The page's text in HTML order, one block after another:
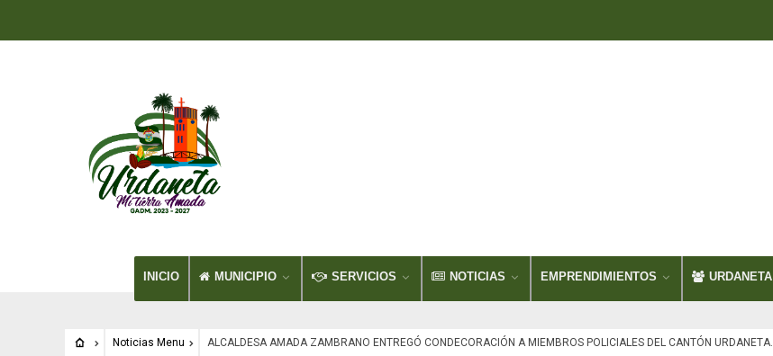
INICIO MUNICIPIO SERVICIOS NOTICIAS EMPRENDIMIENTOS URDANETA
Noticias Menu ALCALDESA AMADA ZAMBRANO ENTREGÓ CONDECORACIÓN A MIEMBROS POLICIALES DEL CANTÓN URDANETA.